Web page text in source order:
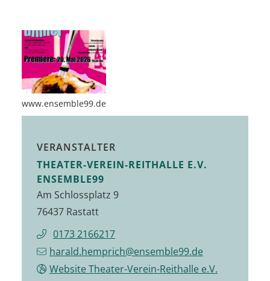
www.ensemble99.de
VERANSTALTER
THEATER-VEREIN-REITHALLE E.V.
ENSEMBLE99
Am Schlossplatz 9
76437 Rastatt
0173 2166217
harald.hemprich@ensemble99.de
Website Theater-Verein-Reithalle e.V.